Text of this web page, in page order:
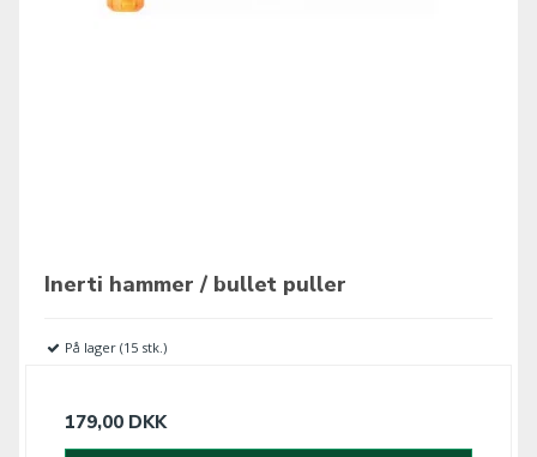
Inerti hammer / bullet puller
På lager (15 stk.)
179,00 DKK